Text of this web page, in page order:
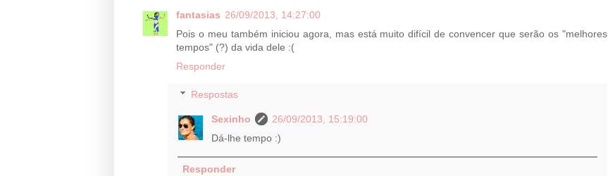
fantasias 26/09/2013, 14:27:00
Pois o meu também iniciou agora, mas está muito difícil de convencer que serão os "melhores
tempos" (?) da vida dele :(
Responder
Respostas
Sexinho
26/09/2013, 15:19:00
Dá-lhe tempo :)
Responder